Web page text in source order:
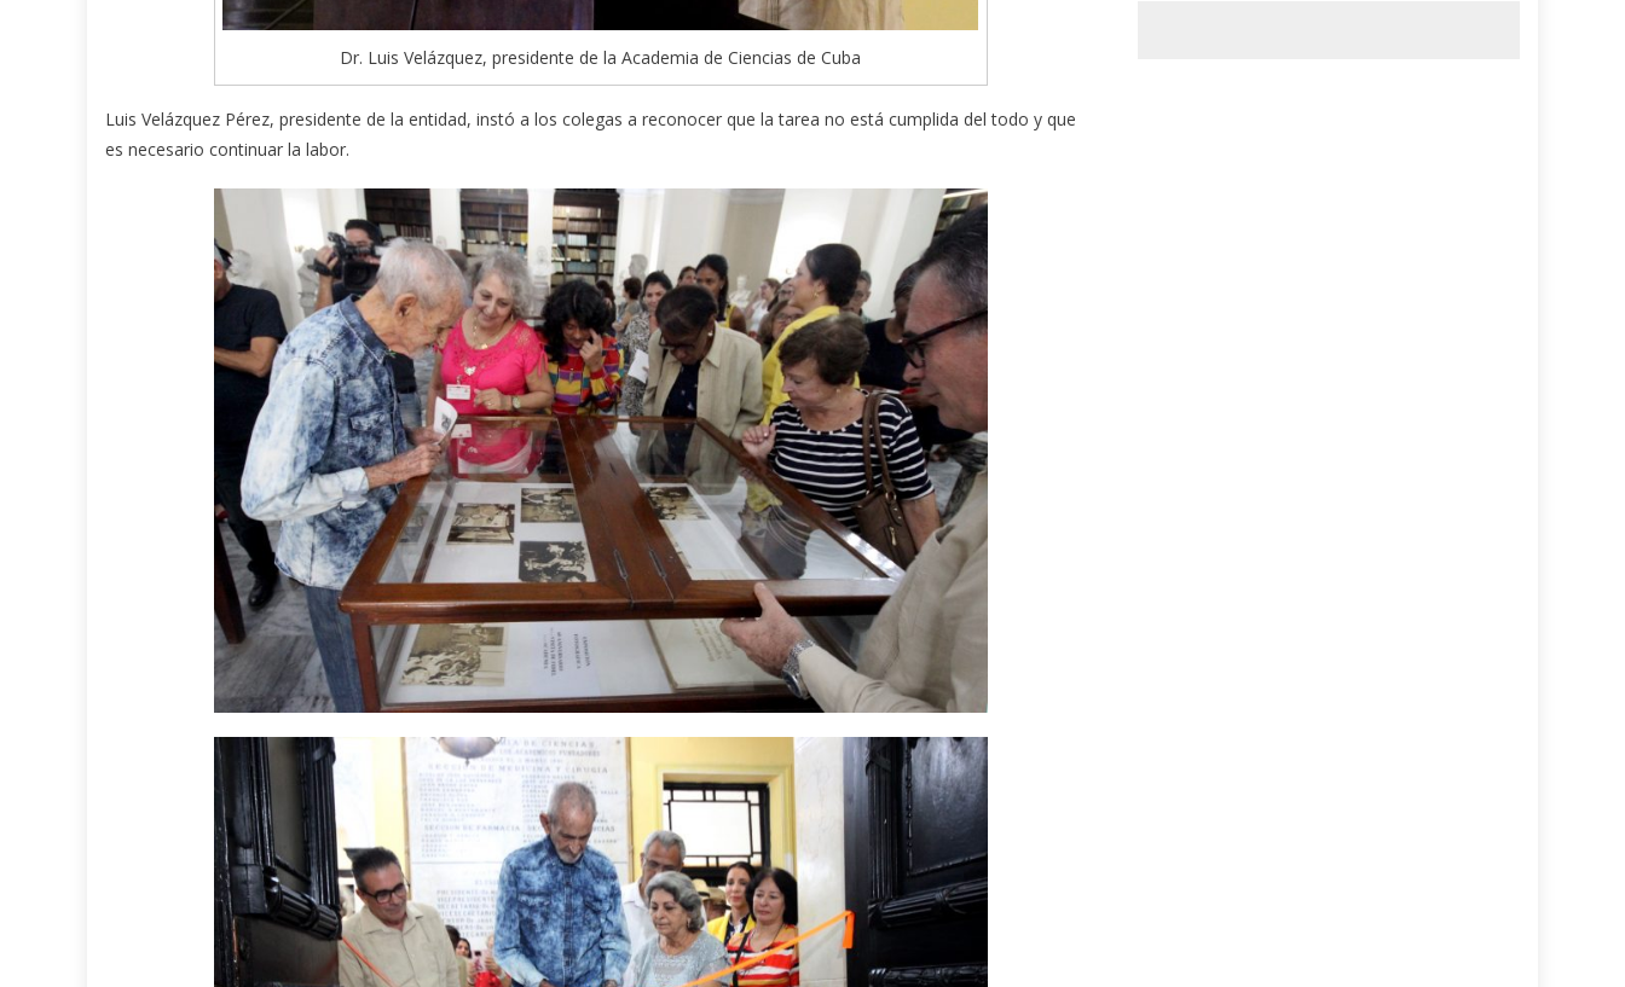
Dr. Luis Velázquez, presidente de la Academia de Ciencias de Cuba
Luis Velázquez Pérez, presidente de la entidad, instó a los colegas a reconocer que la tarea no está cumplida del todo y que
es necesario continuar la labor.